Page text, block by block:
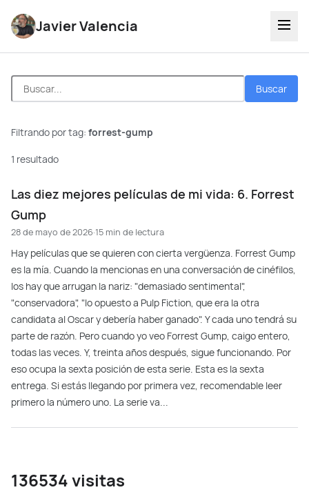
Javier Valencia
Buscar
Filtrando por tag: forrest-gump
1 resultado
Las diez mejores películas de mi vida: 6. Forrest
Gump
28 de mayo de 2026·15 min de lectura
Hay películas que se quieren con cierta vergüenza. Forrest Gump
es la mía. Cuando la mencionas en una conversación de cinéfilos,
los hay que arrugan la nariz: "demasiado sentimental",
"conservadora", "lo opuesto a Pulp Fiction, que era la otra
candidata al Oscar y debería haber ganado". Y cada uno tendrá su
parte de razón. Pero cuando yo veo Forrest Gump, caigo entero,
todas las veces. Y, treinta años después, sigue funcionando. Por
eso ocupa la sexta posición de esta serie. Esta es la sexta
entrega. Si estás llegando por primera vez, recomendable leer
primero la número uno. La serie va...
136534 visitas